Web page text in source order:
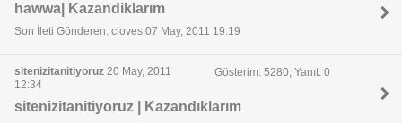
hawwa| Kazandiklarım
Son İleti Gönderen: cloves 07 May, 2011 19:19
sitenizitanitiyoruz 20 May, 2011
12:34
Gösterim: 5280, Yanıt: 0
sitenizitanitiyoruz | Kazandıklarım